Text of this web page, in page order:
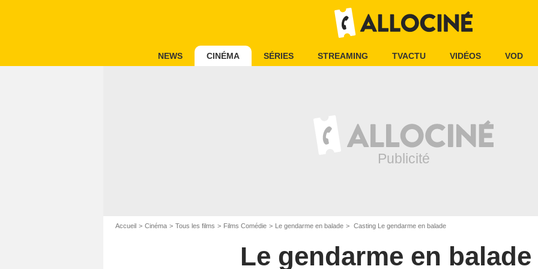
NEWS CINÉMA SÉRIES STREAMING TVACTU VIDÉOS VOD
Accueil Cinéma Tous les films Films Comédie Le gendarme en balade Casting Le gendarme en balade
Le gendarme en balade